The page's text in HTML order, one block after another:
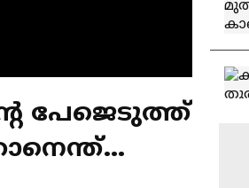
പേജെടുത്ത്